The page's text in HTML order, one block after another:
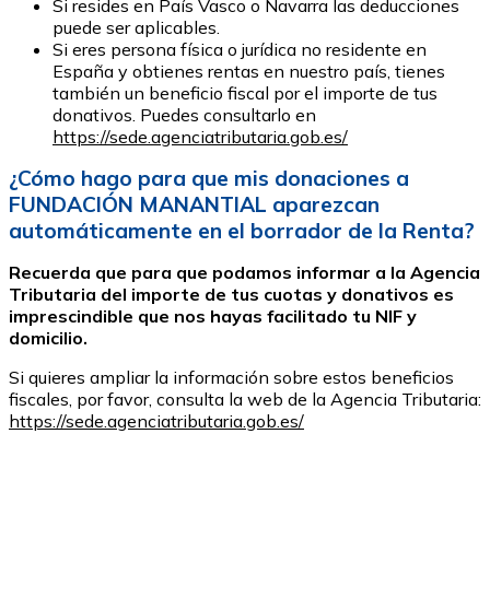
Si resides en País Vasco o Navarra las deducciones
puede ser aplicables.
Si eres persona física o jurídica no residente en
España y obtienes rentas en nuestro país, tienes
también un beneficio fiscal por el importe de tus
donativos. Puedes consultarlo en
https://sede.agenciatributaria.gob.es/
¿Cómo hago para que mis donaciones a
FUNDACIÓN MANANTIAL aparezcan
automáticamente en el borrador de la Renta?
Recuerda que para que podamos informar a la Agencia
Tributaria del importe de tus cuotas y donativos es
imprescindible que nos hayas facilitado tu NIF y
domicilio.
Si quieres ampliar la información sobre estos beneficios
fiscales, por favor, consulta la web de la Agencia Tributaria:
https://sede.agenciatributaria.gob.es/